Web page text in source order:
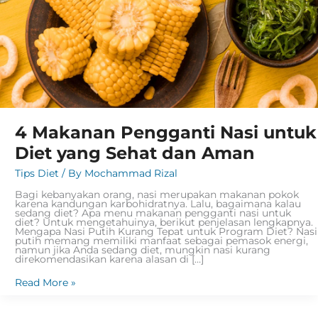
4 Makanan Pengganti Nasi untuk
Diet yang Sehat dan Aman
Tips Diet / By Mochammad Rizal
Bagi kebanyakan orang, nasi merupakan makanan pokok
karena kandungan karbohidratnya. Lalu, bagaimana kalau
sedang diet? Apa menu makanan pengganti nasi untuk
diet? Untuk mengetahuinya, berikut penjelasan lengkapnya.
Mengapa Nasi Putih Kurang Tepat untuk Program Diet? Nasi
putih memang memiliki manfaat sebagai pemasok energi,
namun jika Anda sedang diet, mungkin nasi kurang
direkomendasikan karena alasan di […]
Read More »